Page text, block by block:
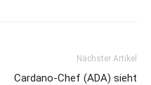
Nächster Artikel
Cardano-Chef (ADA) sieht